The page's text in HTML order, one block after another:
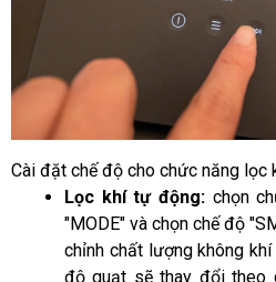
Cài đặt chế độ cho chức năng lọc
Lọc khí tự động: chọn
"MODE" và chọn chế độ
chỉnh chất lượng không
độ quạt sẽ thay đổi theo